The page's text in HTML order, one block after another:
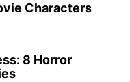
Characters
8 Horror